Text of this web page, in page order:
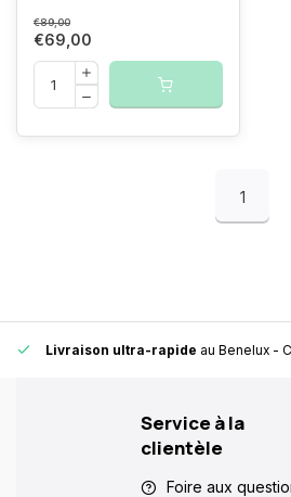
€89,00
€69,00
1
Livraison ultra-rapide au Benelux -
Service à la
clientèle
Foire aux